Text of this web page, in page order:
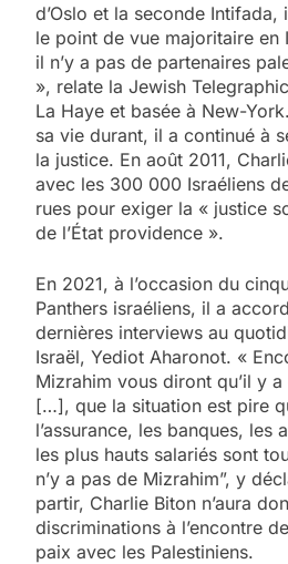
d’Oslo et la seconde
le point de vue majoritaire en
il n’y a pas de partenaires
», relate la Jewish
La Haye et basée à New-
sa vie durant, il a continué à
la justice. En août 2011,
avec les 300 000 Israéliens
rues pour exiger la « justice
de l’État providence ».
En 2021, à l’occasion du
Panthers israéliens, il a
dernières interviews au
Israël, Yediot Aharonot. «
Mizrahim vous diront qu’il y
[…], que la situation est pire
l’assurance, les banques, les
les plus hauts salariés sont
n’y a pas de Mizrahim”, y
partir, Charlie Biton n’aura
discriminations à l’encontre
paix avec les Palestiniens.